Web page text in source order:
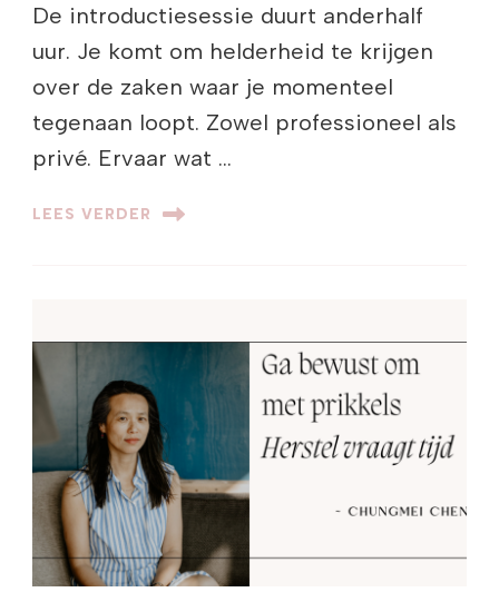
De introductiesessie duurt anderhalf
uur. Je komt om helderheid te krijgen
over de zaken waar je momenteel
tegenaan loopt. Zowel professioneel als
privé. Ervaar wat …
LEES VERDER